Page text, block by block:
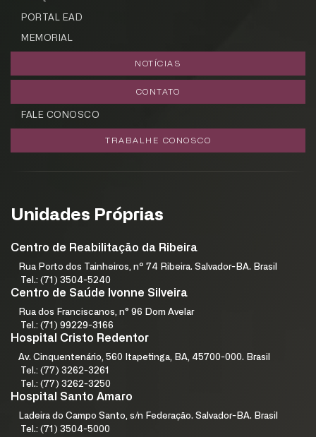
PORTAL EAD
MEMORIAL
NOTÍCIAS
CONTATO
FALE CONOSCO
TRABALHE CONOSCO
Unidades Próprias
Centro de Reabilitação da Ribeira
Rua Porto dos Tainheiros, nº 74 Ribeira. Salvador-BA. Brasil
Tel.: (71) 3504-5240
Centro de Saúde Ivonne Silveira
Rua dos Franciscanos, n° 96 Dom Avelar
Tel.: (71) 99229-3166
Hospital Cristo Redentor
Av. Cinquentenário, 560 Itapetinga, BA, 45700-000. Brasil
Tel.: (77) 3262-3261
Tel.: (77) 3262-3250
Hospital Santo Amaro
Ladeira do Campo Santo, s/n Federação. Salvador-BA. Brasil
Tel.: (71) 3504-5000